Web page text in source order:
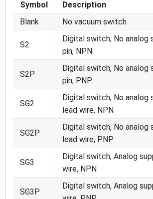
Symbol
Description
Blank
No vacuum switch
S2
Digital switch, No analog
pin, NPN
S2P
Digital switch, No analog
pin, PNP
SG2
Digital switch, No analog
lead wire, NPN
SG2P
Digital switch, No analog
lead wire, PNP
SG3
Digital switch, Analog
wire, NPN
SG3P
Digital switch, Analog